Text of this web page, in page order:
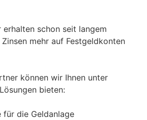
erhalten schon seit langem
mehr auf Festgeldkonten
können wir Ihnen unter
bieten:
für die Geldanlage